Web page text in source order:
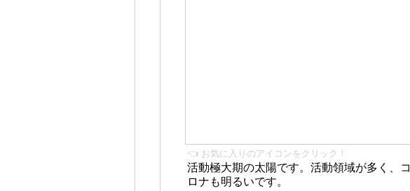
👈 お気に入りのアイコンをクリック！
活動極大期の太陽です。活動領域が多く、コ
ロナも明るいです。